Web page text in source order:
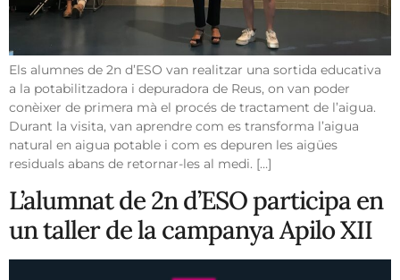
Els alumnes de 2n d’ESO van realitzar una sortida educativa
a la potabilitzadora i depuradora de Reus, on van poder
conèixer de primera mà el procés de tractament de l’aigua.
Durant la visita, van aprendre com es transforma l’aigua
natural en aigua potable i com es depuren les aigües
residuals abans de retornar-les al medi. […]
L’alumnat de 2n d’ESO participa en
un taller de la campanya Apilo XII